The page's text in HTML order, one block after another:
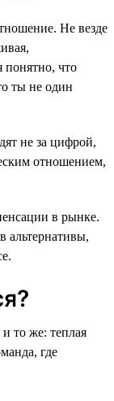
Не везде
понятно, что
ты не один
не за цифрой,
отношением,
в рынке.
альтернативы,
то же: теплая
где